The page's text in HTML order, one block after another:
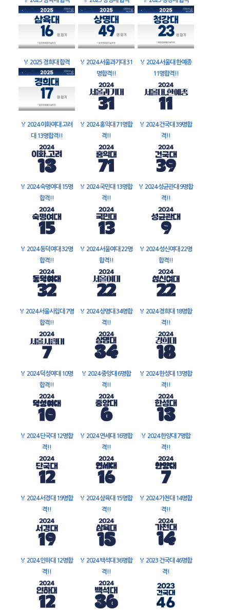
🏅 2025 경희대 합격 🏅 2024 서울과기대 31
명합격!!
🏅 2024 서울대 한예종
11명합격!!
🏅 2024 이화여대 고려
대 13명합격!!
🏅 2024 홍익대 71명합
격!!
🏅 2024 건국대 39명합
격!!
🏅 2024 숙명여대 15명
합격!!
🏅 2024 국민대 13명합
격!!
🏅 2024 성균관대 9명합
격!!
🏅 2024 동덕여대 32명
합격!!
🏅 2024 서울여대 22명
합격!!
🏅 2024 성신여대 22명
합격!!
🏅 2024 서울시립대 7명
합격!!
🏅 2024 상명대 34명합
격!!
🏅 2024 경희대 18명합
격!!
🏅 2024 덕성여대 10명
합격!!
🏅 2024 중앙대 6명합
격!!
🏅 2024 한성대 13명합
격!!
🏅 2024 단국대 12명합
격!!
🏅 2024 연세대 16명합
격!!
🏅 2024 한양대 7명합
격!!
🏅 2024 서경대 19명합
격!!
🏅 2024 삼육대 15명합
격!!
🏅 2024 가천대 14명합
격!!
🏅 2024 인하대 12명합
격!!
🏅 2024 백석대 36명합
격!!
🏅 2023 건국대 46명합
격!